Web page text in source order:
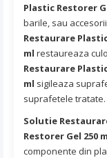
Plastic Restorer
barile, sau
Restaurare
ml restaureaza
Restaurare
ml sigileaza
suprafetele tratate.
Solutie
Restorer Gel 250
componente din